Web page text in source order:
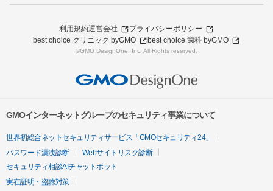
利用規約運営会社
プライバシーポリシー
best choice クリニック byGMO
best choice 歯科 byGMO
©GMO DesignOne, Inc. All Rights reserved.
GMOインターネットグループのセキュリティ事業について
世界初総合ネットセキュリティサービス「GMOセキュリティ24」
パスワード漏洩診断
Webサイトリスク診断
セキュリティ相談AIチャットボット
実在証明・盗聴対策